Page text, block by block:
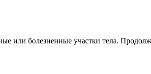
или болезненные участки тела.